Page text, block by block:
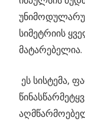
სიმეტრიის
მატარებელია.
ეს სისტემა,